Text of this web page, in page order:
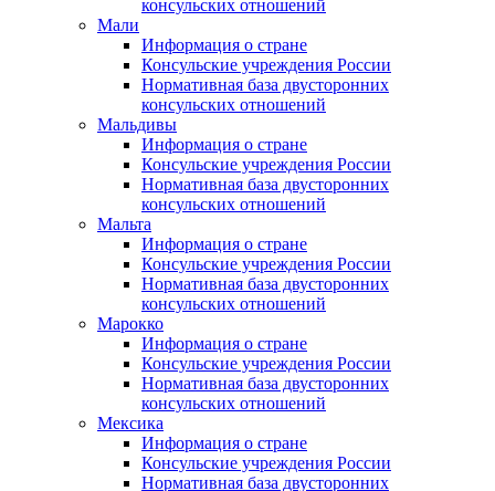
консульских отношений
Мали
Информация о стране
Консульские учреждения России
Нормативная база двусторонних
консульских отношений
Мальдивы
Информация о стране
Консульские учреждения России
Нормативная база двусторонних
консульских отношений
Мальта
Информация о стране
Консульские учреждения России
Нормативная база двусторонних
консульских отношений
Марокко
Информация о стране
Консульские учреждения России
Нормативная база двусторонних
консульских отношений
Мексика
Информация о стране
Консульские учреждения России
Нормативная база двусторонних